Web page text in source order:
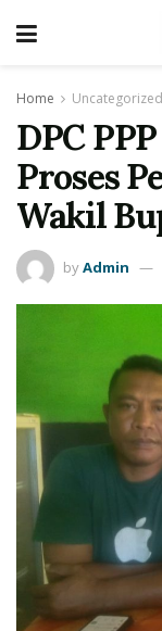
Home Uncategorized
DPC
Proses
Wakil
byAdmin